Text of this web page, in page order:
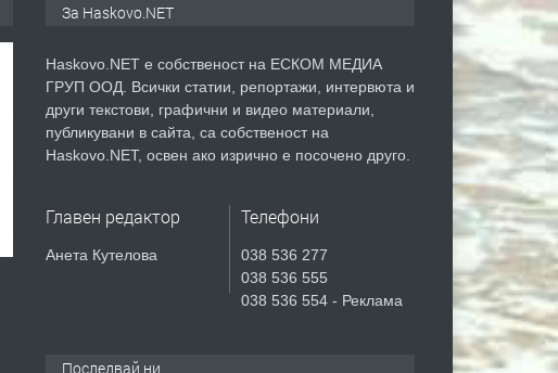
За Haskovo.NET
Haskovo.NET е собственост на ЕСКОМ МЕДИА
ГРУП ООД. Всички статии, репортажи, интервюта и
други текстови, графични и видео материали,
публикувани в сайта, са собственост на
Haskovo.NET, освен ако изрично е посочено друго.
Главен редактор
Анета Кутелова
Телефони
038 536 277
038 536 555
038 536 554 - Реклама
Последвай ни